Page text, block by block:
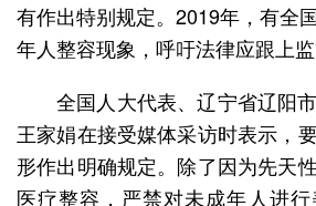
有作出特别规定。2019年，有全
年人整容现象，呼吁法律应跟上监
全国人大代表、辽宁省辽阳
王家娟在接受媒体采访时表示，
形作出明确规定。除了因为先天
医疗整容，严禁对未成年人进